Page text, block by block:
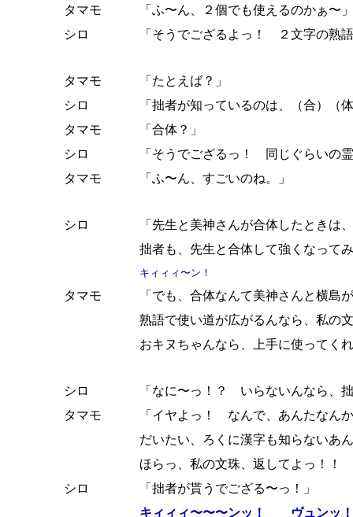
タマモ
「ふ〜ん、２個でも使えるのかぁ〜」
シロ
「そうでござるよっ！ ２文字の熟
タマモ
「たとえば？」
シロ
「拙者が知っているのは、（合）（
タマモ
「合体？」
シロ
「そうでござるっ！ 同じぐらいの
タマモ
「ふ〜ん、すごいのね。」
シロ
「先生と美神さんが合体したときは
拙者も、先生と合体して強くなって
キィィィ〜ン！
タマモ
「でも、合体なんて美神さんと横
熟語で使い道が広がるんなら、私の
おキヌちゃんなら、上手に使ってく
シロ
「なに〜っ！？ いらないんなら、
タマモ
「イヤよっ！ なんで、あんたなん
だいたい、ろくに漢字も知らないあ
ほらっ、私の文珠、返してよっ！！
シロ
「拙者が貰うでござる〜っ！」
キィィィ〜〜〜ンッ！ ヴュンッ